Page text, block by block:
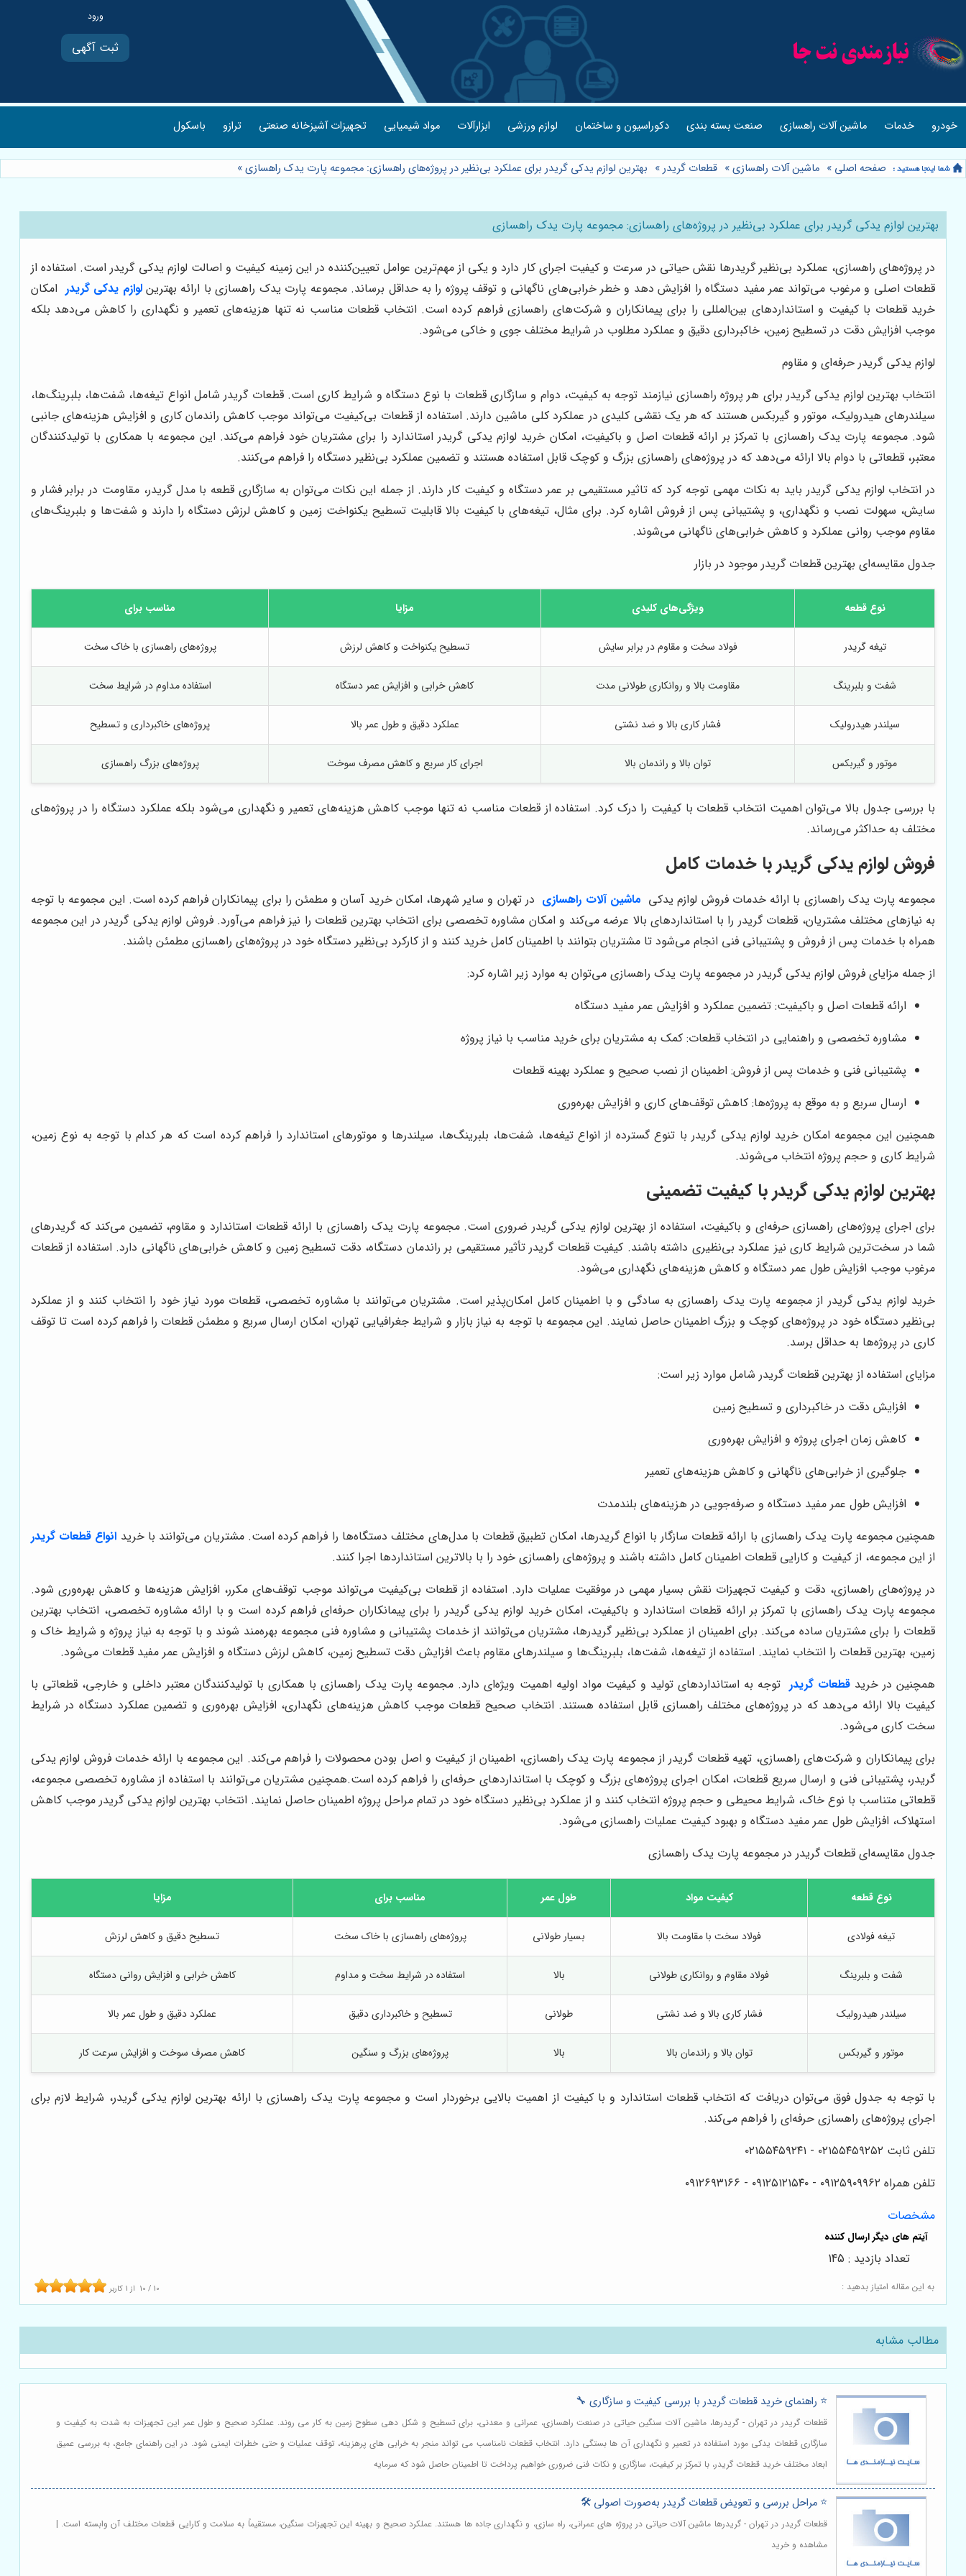
ثبت آگهی
خودرو خدمات ماشین آلات راهسازی صنعت بسته بندی دکوراسیون و ساختمان لوازم ورزشی ابزارآلات مواد شیمیایی تجهیزات آشپزخانه صنعتی ترازو باسکول
صفحه اصلی » ماشین آلات راهسازی» قطعات گریدر» بهترین لوازم یدکی گریدر برای عملکرد بی‌نظیر در پروژه‌های راهسازی: مجموعه پارت یدک راهسازی»
بهترین لوازم یدکی گریدر برای عملکرد بی‌نظیر در پروژه‌های راهسازی: مجموعه پارت یدک راهسازی
در پروژه‌های راهسازی، عملکرد بی‌نظیر گریدرها نقش حیاتی در سرعت و کیفیت اجرای کار دارد و یکی از مهم‌ترین عوامل تعیین‌کننده در این زمینه کیفیت و اصالت لوازم یدکی گریدر است. استفاده از
قطعات اصلی و مرغوب می‌تواند عمر مفید دستگاه را افزایش دهد و خطر خرابی‌های ناگهانی و توقف پروژه را به حداقل برساند. مجموعه پارت یدک راهسازی با ارائه بهترینلوازم یدکی گریدر امکان
خرید قطعات با کیفیت و استانداردهای بین‌المللی را برای پیمانکاران و شرکت‌های راهسازی فراهم کرده است. انتخاب قطعات مناسب نه تنها هزینه‌های تعمیر و نگهداری را کاهش می‌دهد بلکه
موجب افزایش دقت در تسطیح زمین، خاکبرداری دقیق و عملکرد مطلوب در شرایط مختلف جوی و خاکی می‌شود.
لوازم یدکی گریدر حرفه‌ای و مقاوم
انتخاب بهترین لوازم یدکی گریدر برای هر پروژه راهسازی نیازمند توجه به کیفیت، دوام و سازگاری قطعات با نوع دستگاه و شرایط کاری است. قطعات گریدر شامل انواع تیغه‌ها، شفت‌ها، بلبرینگ‌ها،
سیلندرهای هیدرولیک، موتور و گیربکس هستند که هر یک نقشی کلیدی در عملکرد کلی ماشین دارند. استفاده از قطعات بی‌کیفیت می‌تواند موجب کاهش راندمان کاری و افزایش هزینه‌های جانبی
شود. مجموعه پارت یدک راهسازی با تمرکز بر ارائه قطعات اصل و باکیفیت، امکان خرید لوازم یدکی گریدر استاندارد را برای مشتریان خود فراهم می‌کند. این مجموعه با همکاری با تولیدکنندگان
معتبر، قطعاتی با دوام بالا ارائه می‌دهد که در پروژه‌های راهسازی بزرگ و کوچک قابل استفاده هستند و تضمین عملکرد بی‌نظیر دستگاه را فراهم می‌کنند.
در انتخاب لوازم یدکی گریدر باید به نکات مهمی توجه کرد که تاثیر مستقیمی بر عمر دستگاه و کیفیت کار دارند. از جمله این نکات می‌توان به سازگاری قطعه با مدل گریدر، مقاومت در برابر فشار و
سایش، سهولت نصب و نگهداری، و پشتیبانی پس از فروش اشاره کرد. برای مثال، تیغه‌های با کیفیت بالا قابلیت تسطیح یکنواخت زمین و کاهش لرزش دستگاه را دارند و شفت‌ها و بلبرینگ‌های
مقاوم موجب روانی عملکرد و کاهش خرابی‌های ناگهانی می‌شوند.
جدول مقایسه‌ای بهترین قطعات گریدر موجود در بازار
نوع قطعه ویژگی‌های کلیدی مزایا مناسب برای
تیغه گریدر فولاد سخت و مقاوم در برابر سایش تسطیح یکنواخت و کاهش لرزش پروژه‌های راهسازی با خاک سخت
شفت و بلبرینگ مقاومت بالا و روانکاری طولانی مدت کاهش خرابی و افزایش عمر دستگاه استفاده مداوم در شرایط سخت
سیلندر هیدرولیک فشار کاری بالا و ضد نشتی عملکرد دقیق و طول عمر بالا پروژه‌های خاکبرداری و تسطیح
موتور و گیربکس توان بالا و راندمان بالا اجرای کار سریع و کاهش مصرف سوخت پروژه‌های بزرگ راهسازی
با بررسی جدول بالا می‌توان اهمیت انتخاب قطعات با کیفیت را درک کرد. استفاده از قطعات مناسب نه تنها موجب کاهش هزینه‌های تعمیر و نگهداری می‌شود بلکه عملکرد دستگاه را در پروژه‌های
مختلف به حداکثر می‌رساند.
فروش لوازم یدکی گریدر با خدمات کامل
مجموعه پارت یدک راهسازی با ارائه خدمات فروش لوازم یدکی ماشین آلات راهسازی در تهران و سایر شهرها، امکان خرید آسان و مطمئن را برای پیمانکاران فراهم کرده است. این مجموعه با توجه
به نیازهای مختلف مشتریان، قطعات گریدر را با استانداردهای بالا عرضه می‌کند و امکان مشاوره تخصصی برای انتخاب بهترین قطعات را نیز فراهم می‌آورد. فروش لوازم یدکی گریدر در این مجموعه
همراه با خدمات پس از فروش و پشتیبانی فنی انجام می‌شود تا مشتریان بتوانند با اطمینان کامل خرید کنند و از کارکرد بی‌نظیر دستگاه خود در پروژه‌های راهسازی مطمئن باشند.
از جمله مزایای فروش لوازم یدکی گریدر در مجموعه پارت یدک راهسازی می‌توان به موارد زیر اشاره کرد:
ارائه قطعات اصل و باکیفیت: تضمین عملکرد و افزایش عمر مفید دستگاه
مشاوره تخصصی و راهنمایی در انتخاب قطعات: کمک به مشتریان برای خرید مناسب با نیاز پروژه
پشتیبانی فنی و خدمات پس از فروش: اطمینان از نصب صحیح و عملکرد بهینه قطعات
ارسال سریع و به موقع به پروژه‌ها: کاهش توقف‌های کاری و افزایش بهره‌وری
همچنین این مجموعه امکان خرید لوازم یدکی گریدر با تنوع گسترده از انواع تیغه‌ها، شفت‌ها، بلبرینگ‌ها، سیلندرها و موتورهای استاندارد را فراهم کرده است که هر کدام با توجه به نوع زمین،
شرایط کاری و حجم پروژه انتخاب می‌شوند.
بهترین لوازم یدکی گریدر با کیفیت تضمینی
برای اجرای پروژه‌های راهسازی حرفه‌ای و باکیفیت، استفاده از بهترین لوازم یدکی گریدر ضروری است. مجموعه پارت یدک راهسازی با ارائه قطعات استاندارد و مقاوم، تضمین می‌کند که گریدرهای
شما در سخت‌ترین شرایط کاری نیز عملکرد بی‌نظیری داشته باشند. کیفیت قطعات گریدر تأثیر مستقیمی بر راندمان دستگاه، دقت تسطیح زمین و کاهش خرابی‌های ناگهانی دارد. استفاده از قطعات
مرغوب موجب افزایش طول عمر دستگاه و کاهش هزینه‌های نگهداری می‌شود.
خرید لوازم یدکی گریدر از مجموعه پارت یدک راهسازی به سادگی و با اطمینان کامل امکان‌پذیر است. مشتریان می‌توانند با مشاوره تخصصی، قطعات مورد نیاز خود را انتخاب کنند و از عملکرد
بی‌نظیر دستگاه خود در پروژه‌های کوچک و بزرگ اطمینان حاصل نمایند. این مجموعه با توجه به نیاز بازار و شرایط جغرافیایی تهران، امکان ارسال سریع و مطمئن قطعات را فراهم کرده است تا توقف
کاری در پروژه‌ها به حداقل برسد.
مزایای استفاده از بهترین قطعات گریدر شامل موارد زیر است:
افزایش دقت در خاکبرداری و تسطیح زمین
کاهش زمان اجرای پروژه و افزایش بهره‌وری
جلوگیری از خرابی‌های ناگهانی و کاهش هزینه‌های تعمیر
افزایش طول عمر مفید دستگاه و صرفه‌جویی در هزینه‌های بلندمدت
همچنین مجموعه پارت یدک راهسازی با ارائه قطعات سازگار با انواع گریدرها، امکان تطبیق قطعات با مدل‌های مختلف دستگاه‌ها را فراهم کرده است. مشتریان می‌توانند با خرید انواع قطعات گریدر
از این مجموعه، از کیفیت و کارایی قطعات اطمینان کامل داشته باشند و پروژه‌های راهسازی خود را با بالاترین استانداردها اجرا کنند.
در پروژه‌های راهسازی، دقت و کیفیت تجهیزات نقش بسیار مهمی در موفقیت عملیات دارد. استفاده از قطعات بی‌کیفیت می‌تواند موجب توقف‌های مکرر، افزایش هزینه‌ها و کاهش بهره‌وری شود.
مجموعه پارت یدک راهسازی با تمرکز بر ارائه قطعات استاندارد و باکیفیت، امکان خرید لوازم یدکی گریدر را برای پیمانکاران حرفه‌ای فراهم کرده است و با ارائه مشاوره تخصصی، انتخاب بهترین
قطعات را برای مشتریان ساده می‌کند. برای اطمینان از عملکرد بی‌نظیر گریدرها، مشتریان می‌توانند از خدمات پشتیبانی و مشاوره فنی مجموعه بهره‌مند شوند و با توجه به نیاز پروژه و شرایط خاک و
زمین، بهترین قطعات را انتخاب نمایند. استفاده از تیغه‌ها، شفت‌ها، بلبرینگ‌ها و سیلندرهای مقاوم باعث افزایش دقت تسطیح زمین، کاهش لرزش دستگاه و افزایش عمر مفید قطعات می‌شود.
همچنین در خرید قطعات گریدر توجه به استانداردهای تولید و کیفیت مواد اولیه اهمیت ویژه‌ای دارد. مجموعه پارت یدک راهسازی با همکاری با تولیدکنندگان معتبر داخلی و خارجی، قطعاتی با
کیفیت بالا ارائه می‌دهد که در پروژه‌های مختلف راهسازی قابل استفاده هستند. انتخاب صحیح قطعات موجب کاهش هزینه‌های نگهداری، افزایش بهره‌وری و تضمین عملکرد دستگاه در شرایط
سخت کاری می‌شود.
برای پیمانکاران و شرکت‌های راهسازی، تهیه قطعات گریدر از مجموعه پارت یدک راهسازی، اطمینان از کیفیت و اصل بودن محصولات را فراهم می‌کند. این مجموعه با ارائه خدمات فروش لوازم یدکی
گریدر، پشتیبانی فنی و ارسال سریع قطعات، امکان اجرای پروژه‌های بزرگ و کوچک با استانداردهای حرفه‌ای را فراهم کرده است.همچنین مشتریان می‌توانند با استفاده از مشاوره تخصصی مجموعه،
قطعاتی متناسب با نوع خاک، شرایط محیطی و حجم پروژه انتخاب کنند و از عملکرد بی‌نظیر دستگاه خود در تمام مراحل پروژه اطمینان حاصل نمایند. انتخاب بهترین لوازم یدکی گریدر موجب کاهش
استهلاک، افزایش طول عمر مفید دستگاه و بهبود کیفیت عملیات راهسازی می‌شود.
جدول مقایسه‌ای قطعات گریدر در مجموعه پارت یدک راهسازی
نوع قطعه کیفیت مواد طول عمر مناسب برای مزایا
تیغه فولادی فولاد سخت با مقاومت بالا بسیار طولانی پروژه‌های راهسازی با خاک سخت تسطیح دقیق و کاهش لرزش
شفت و بلبرینگ فولاد مقاوم و روانکاری طولانی بالا استفاده در شرایط سخت و مداوم کاهش خرابی و افزایش روانی دستگاه
سیلندر هیدرولیک فشار کاری بالا و ضد نشتی طولانی تسطیح و خاکبرداری دقیق عملکرد دقیق و طول عمر بالا
موتور و گیربکس توان بالا و راندمان بالا بالا پروژه‌های بزرگ و سنگین کاهش مصرف سوخت و افزایش سرعت کار
با توجه به جدول فوق می‌توان دریافت که انتخاب قطعات استاندارد و با کیفیت از اهمیت بالایی برخوردار است و مجموعه پارت یدک راهسازی با ارائه بهترین لوازم یدکی گریدر، شرایط لازم برای
اجرای پروژه‌های راهسازی حرفه‌ای را فراهم می‌کند.
تلفن ثابت ۰۲۱۵۵۴۵۹۲۵۲ - ۰۲۱۵۵۴۵۹۲۴۱
تلفن همراه ۰۹۱۲۵۹۰۹۹۶۲ - ۰۹۱۲۵۱۲۱۵۴۰‌‌‌ - ۰۹۱۲۶۹۳۱۶۶
مشخصات
به این مقاله امتیاز بدهید : 10 / 10 از 1 کاربر
تعداد بازدید : 145
مطالب مشابه
⭐️ راهنمای خرید قطعات گریدر با بررسی کیفیت و سازگاری 🔧
قطعات گریدر در تهران - گریدرها، ماشین آلات سنگین حیاتی در صنعت راهسازی، عمرانی و معدنی، برای تسطیح و شکل دهی سطوح زمین به کار می روند. عملکرد صحیح و طول عمر این تجهیزات به شدت به کیفیت و
سازگاری قطعات یدکی مورد استفاده در تعمیر و نگهداری آن ها بستگی دارد. انتخاب قطعات نامناسب می تواند منجر به خرابی های پرهزینه، توقف عملیات و حتی خطرات ایمنی شود. در این راهنمای جامع، به بررسی عمیق
ابعاد مختلف خرید قطعات گریدر، با تمرکز بر کیفیت، سازگاری و نکات فنی ضروری خواهیم پرداخت تا اطمینان حاصل شود که سرمایه
⭐️ مراحل بررسی و تعویض قطعات گریدر به‌صورت اصولی 🛠️
قطعات گریدر در تهران - گریدرها ماشین آلات حیاتی در پروژه های عمرانی، راه سازی، و نگهداری جاده ها هستند. عملکرد صحیح و بهینه این تجهیزات سنگین، مستقیماً به سلامت و کارایی قطعات مختلف آن وابسته است. |
مشاهده و خرید